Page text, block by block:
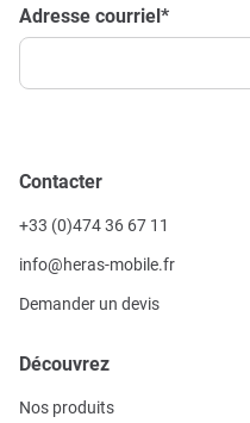
Adresse courriel*
Contacter
+33 (0)474 36 67 11
info@heras-mobile.fr
Demander un devis
Découvrez
Nos produits